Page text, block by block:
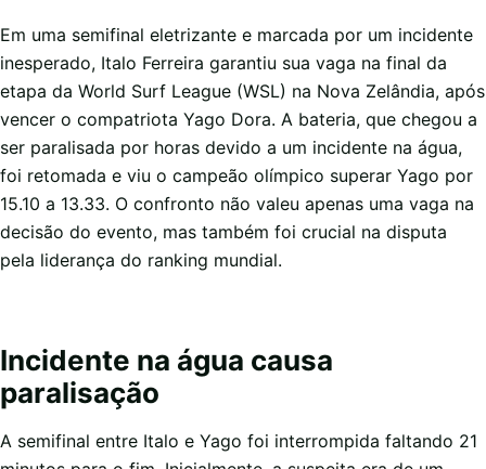
Em uma semifinal eletrizante e marcada por um incidente
inesperado, Italo Ferreira garantiu sua vaga na final da
etapa da World Surf League (WSL) na Nova Zelândia, após
vencer o compatriota Yago Dora. A bateria, que chegou a
ser paralisada por horas devido a um incidente na água,
foi retomada e viu o campeão olímpico superar Yago por
15.10 a 13.33. O confronto não valeu apenas uma vaga na
decisão do evento, mas também foi crucial na disputa
pela liderança do ranking mundial.
Incidente na água causa
paralisação
A semifinal entre Italo e Yago foi interrompida faltando 21